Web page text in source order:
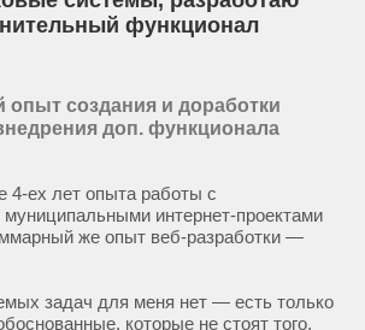
функционал
опыт создания и доработки
доп. функционала
4-ех лет опыта работы с
интернет-проектами
же опыт веб-разработки —
задач для меня нет — есть только
которые не стоят того,